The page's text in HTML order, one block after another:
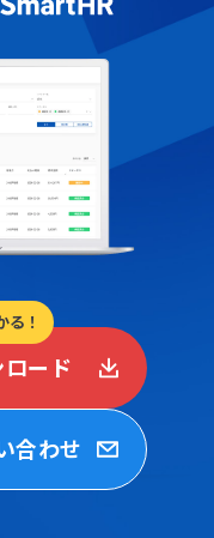
る！
ード
合わせ